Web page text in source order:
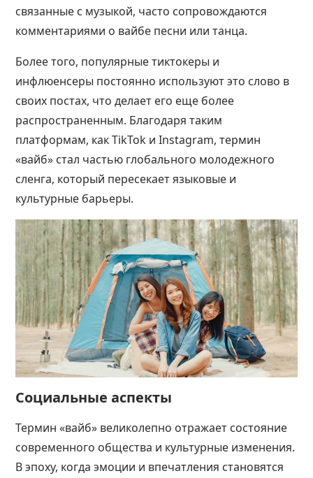
связанные с музыкой, часто сопровождаются
комментариями о вайбе песни или танца​.
Более того, популярные тиктокеры и
инфлюенсеры постоянно используют это слово в
своих постах, что делает его еще более
распространенным. Благодаря таким
платформам, как TikTok и Instagram, термин
«вайб» стал частью глобального молодежного
сленга, который пересекает языковые и
культурные барьеры​.
Социальные аспекты
Термин «вайб» великолепно отражает состояние
современного общества и культурные изменения.
В эпоху, когда эмоции и впечатления становятся